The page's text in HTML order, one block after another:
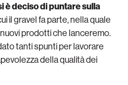
è deciso di puntare sulla
il gravel fa parte, nella quale
prodotti che lanceremo.
tanti spunti per lavorare
della qualità dei